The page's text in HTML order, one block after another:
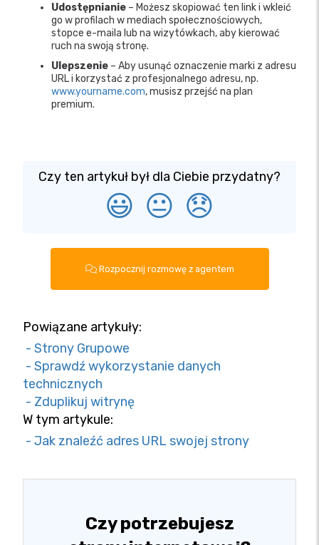
Udostępnianie – Możesz skopiować ten link i wkleić
go w profilach w mediach społecznościowych,
stopce e-maila lub na wizytówkach, aby kierować
ruch na swoją stronę.
Ulepszenie – Aby usunąć oznaczenie marki z adresu
URL i korzystać z profesjonalnego adresu, np.
www.yourname.com, musisz przejść na plan
premium.
Czy ten artykuł był dla Ciebie przydatny?
😃 😐 😞
Rozpocznij rozmowę z agentem
Powiązane artykuły:
- Strony Grupowe
- Sprawdź wykorzystanie danych
technicznych
- Zduplikuj witrynę
W tym artykule:
- Jak znaleźć adres URL swojej strony
Czy potrzebujesz